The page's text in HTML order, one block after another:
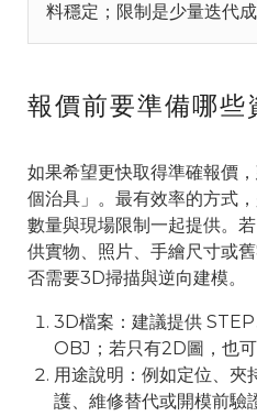
料穩定；限制是少量迭代成
報價前要準備哪些
如果希望更快取得準確報價
個治具」。最有效率的方式
數量與現場限制一起提供。
供實物、照片、手繪尺寸或
否需要3D掃描與逆向建模。
3D檔案：建議提供
OBJ；若只有2D圖，也
用途說明：例如定位、夾
護、維修替代或開模前驗